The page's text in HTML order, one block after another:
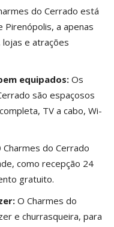
do Cerrado está
Pirenópolis, a apenas
e atrações
equipados: Os
são espaçosos
TV a cabo, Wi-
Charmes do Cerrado
como recepção 24
gratuito.
O Charmes do
e churrasqueira, para